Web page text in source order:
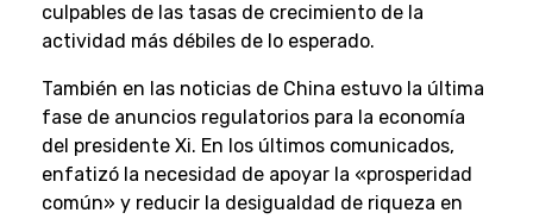
culpables de las tasas de crecimiento de la
actividad más débiles de lo esperado.
También en las noticias de China estuvo la última
fase de anuncios regulatorios para la economía
del presidente Xi. En los últimos comunicados,
enfatizó la necesidad de apoyar la «prosperidad
común» y reducir la desigualdad de riqueza en